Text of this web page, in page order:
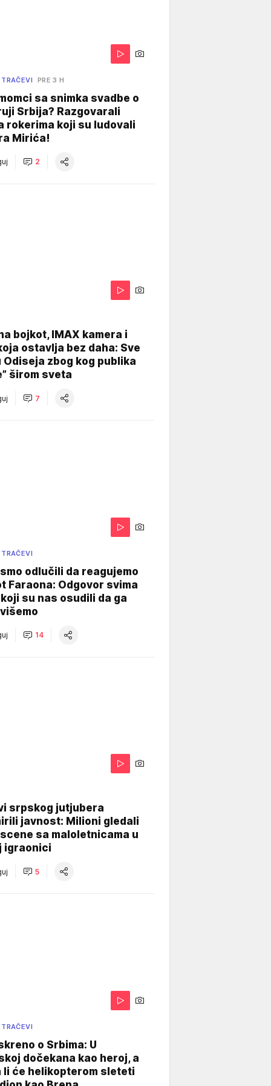
PRE 3 H
sa snimka svadbe o
Srbija? Razgovarali
rokerima koji su ludovali
Mirića!
2
bojkot, IMAX kamera i
ostavlja bez daha: Sve
Odiseja zbog kog publika
širom sveta
7
odlučili da reagujemo
Faraona: Odgovor svima
su nas osudili da ga
14
srpskog jutjubera
javnost: Milioni gledali
sa maloletnicama u
igraonici
5
o Srbima: U
dočekana kao heroj, a
li će helikopterom sleteti